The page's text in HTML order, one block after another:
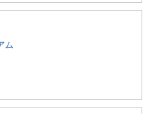
osusume-
osusume-